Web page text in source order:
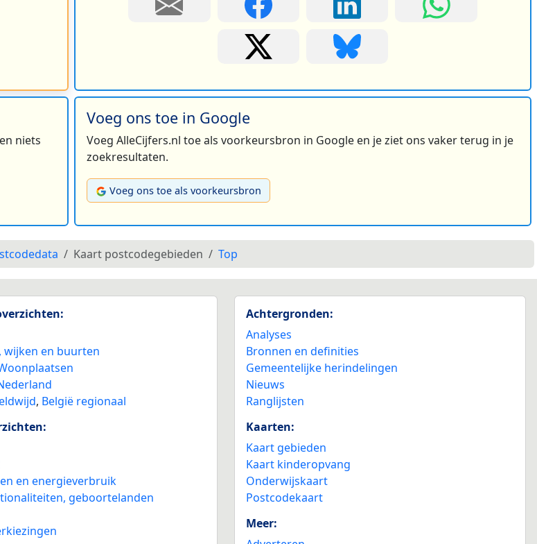
niets
Voeg ons toe in Google
Voeg AlleCijfers.nl toe als voorkeursbron in Google en je ziet ons vaker terug in je
zoekresultaten.
Voeg ons toe als voorkeursbron
Kaart postcodegebieden Top
wijken en buurten
, België regionaal
en energieverbruik
geboortelanden
Achtergronden:
Analyses
Bronnen en definities
Gemeentelijke herindelingen
Nieuws
Ranglijsten
Kaarten:
Kaart gebieden
Kaart kinderopvang
Onderwijskaart
Postcodekaart
Meer: